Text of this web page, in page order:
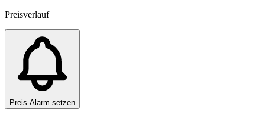
Preisverlauf
Preis-Alarm setzen